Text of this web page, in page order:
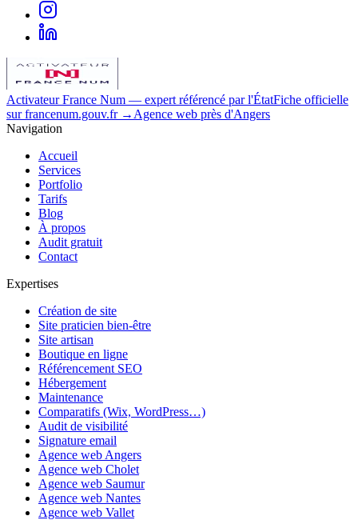
Activateur France Num — expert référencé par l'ÉtatFiche officielle
sur francenum.gouv.fr → Agence web près d'Angers
Navigation
Accueil
Services
Portfolio
Tarifs
Blog
À propos
Audit gratuit
Contact
Expertises
Création de site
Site praticien bien-être
Site artisan
Boutique en ligne
Référencement SEO
Hébergement
Maintenance
Comparatifs (Wix, WordPress…)
Audit de visibilité
Signature email
Agence web Angers
Agence web Cholet
Agence web Saumur
Agence web Nantes
Agence web Vallet